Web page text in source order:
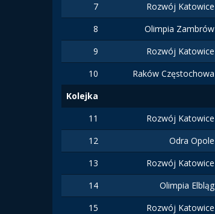
7 Rozwój Katowice
8
Olimpia Zambrów
9
Rozwój Katowice
10
Raków Częstochowa
Kolejka
11
Rozwój Katowice
12
Odra Opole
13
Rozwój Katowice
14
Olimpia Elbląg
15
Rozwój Katowice